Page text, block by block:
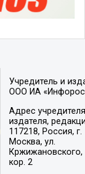
Учредитель и
ООО ИА
Адрес
издателя,
117218, Россия, г.
Москва, ул.
Кржижановского,
кор. 2